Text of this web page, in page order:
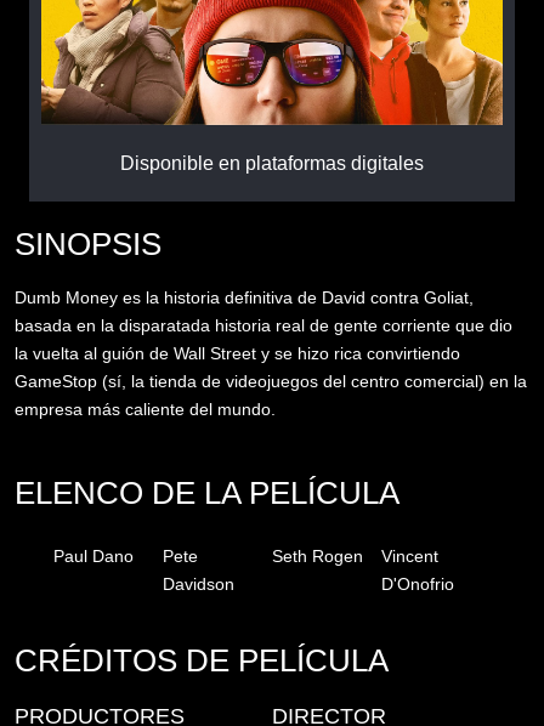
Disponible en plataformas digitales
SINOPSIS
Dumb Money es la historia definitiva de David contra Goliat,
basada en la disparatada historia real de gente corriente que dio
la vuelta al guión de Wall Street y se hizo rica convirtiendo
GameStop (sí, la tienda de videojuegos del centro comercial) en la
empresa más caliente del mundo.
ELENCO DE LA PELÍCULA
Paul Dano
Pete
Davidson
Seth Rogen
Vincent
D'Onofrio
CRÉDITOS DE PELÍCULA
PRODUCTORES DIRECTOR